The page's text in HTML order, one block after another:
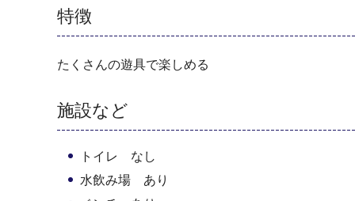
特徴
たくさんの遊具で楽しめる
施設など
トイレ なし
水飲み場 あり